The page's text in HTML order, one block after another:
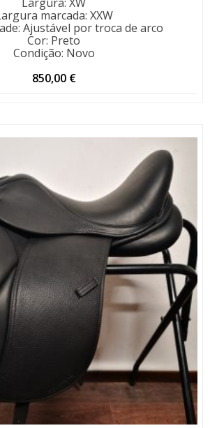
marcada: XXW
: Ajustável por troca de arco
Cor: Preto
Condição: Novo
850,00 €